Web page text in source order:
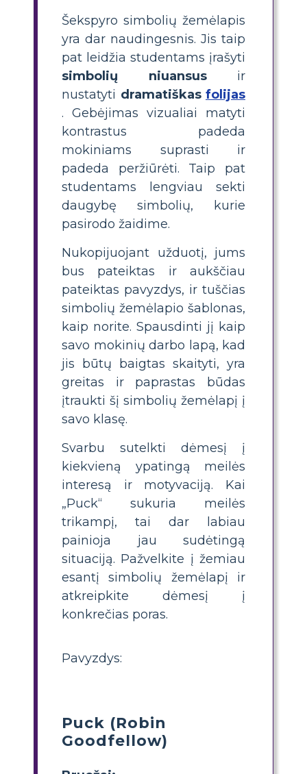
Šekspyro simbolių žemėlapis
yra dar naudingesnis. Jis taip
pat leidžia studentams įrašyti
simbolių niuansusir
nustatyti dramatiškas folijas
. Gebėjimas vizualiai matyti
kontrastus padeda
mokiniams suprasti ir
padeda peržiūrėti. Taip pat
studentams lengviau sekti
daugybę simbolių, kurie
pasirodo žaidime.
Nukopijuojant užduotį, jums
bus pateiktas ir aukščiau
pateiktas pavyzdys, ir tuščias
simbolių žemėlapio šablonas,
kaip norite. Spausdinti jį kaip
savo mokinių darbo lapą, kad
jis būtų baigtas skaityti, yra
greitas ir paprastas būdas
įtraukti šį simbolių žemėlapį į
savo klasę.
Svarbu sutelkti dėmesį į
kiekvieną ypatingą meilės
interesą ir motyvaciją. Kai
„Puck“ sukuria meilės
trikampį, tai dar labiau
painioja jau sudėtingą
situaciją. Pažvelkite į žemiau
esantį simbolių žemėlapį ir
atkreipkite dėmesį į
konkrečias poras.
Pavyzdys:
Puck (Robin
Goodfellow)